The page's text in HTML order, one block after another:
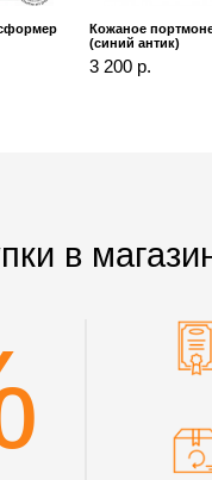
Кожаное
(синий антик)
3 200 р.
в